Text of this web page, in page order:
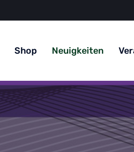
Shop Neuigkeiten